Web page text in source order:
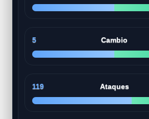
5 Cambio
119 Ataques